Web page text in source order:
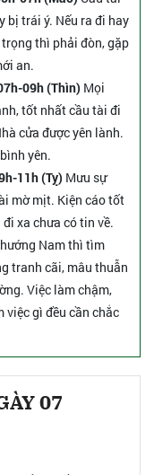
bị trái ý. Nếu ra đi hay
thì phải đòn, gặp
an.
09h (Thìn) Mọi
tốt nhất cầu tài đi
cửa được yên lành.
yên.
11h (Tỵ) Mưu sự
mờ mịt. Kiện cáo tốt
xa chưa có tin về.
Nam thì tìm
tranh cãi, mâu thuẫn
Việc làm chậm,
gì đều cần chắc
07